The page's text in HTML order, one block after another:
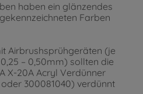
haben ein glänzendes
Farben
Airbrushsprühgeräten (je
– 0,50mm) sollten die
X-20A Acryl Verdünner
300081040) verdünnt